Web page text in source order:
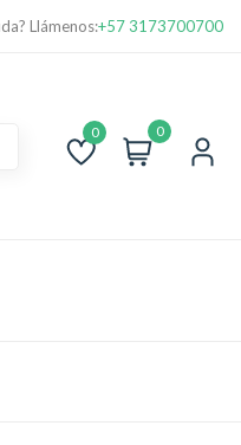
Llámenos:+57 3173700700
Lista
0